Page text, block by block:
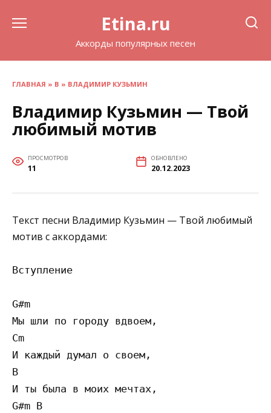
Etina.ru
Аккорды популярных песен
ГЛАВНАЯ » В » ВЛАДИМИР КУЗЬМИН
Владимир Кузьмин — Твой
любимый мотив
ПРОСМОТРОВ
11
ОБНОВЛЕНО
20.12.2023
Текст песни Владимир Кузьмин — Твой любимый
мотив с аккордами:
Вступление
G#m
Мы шли по городу вдвоем,
Cm
И каждый думал о своем,
B
И ты была в моих мечтах,
G#m B